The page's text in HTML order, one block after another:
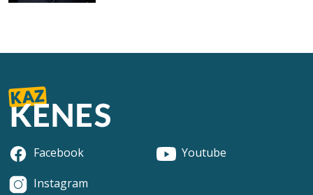
Facebook
Youtube
Instagram